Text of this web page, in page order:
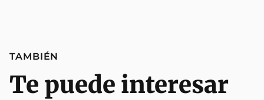
TAMBIÉN
Te puede interesar